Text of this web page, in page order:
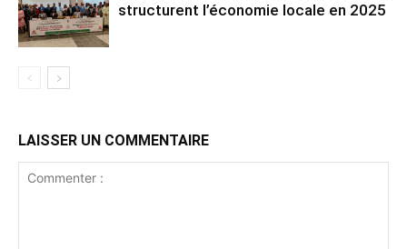
structurent l’économie locale en 2025
LAISSER UN COMMENTAIRE